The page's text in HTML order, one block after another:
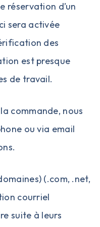
réservation d’un
sera activée
des
est presque
de travail.
commande, nous
ou via email
(.com, .net,
courriel
suite à leurs